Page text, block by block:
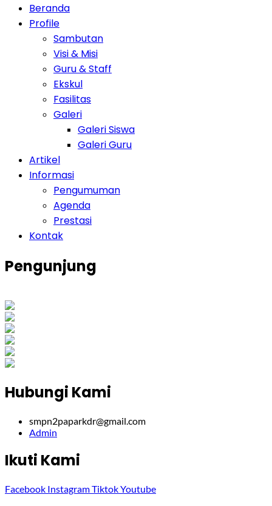
Beranda
Profile
Sambutan
Visi & Misi
Guru & Staff
Ekskul
Fasilitas
Galeri
Galeri Siswa
Galeri Guru
Artikel
Informasi
Pengumuman
Agenda
Prestasi
Kontak
Pengunjung
Hubungi Kami
smpn2paparkdr@gmail.com
Admin
Ikuti Kami
Facebook InstagramTiktokYoutube